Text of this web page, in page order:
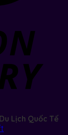
Lịch Quốc Tế